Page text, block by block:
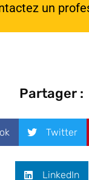
un
Partager :
Twitter
LinkedIn